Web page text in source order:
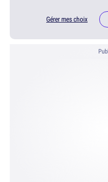
Gérer mes choix